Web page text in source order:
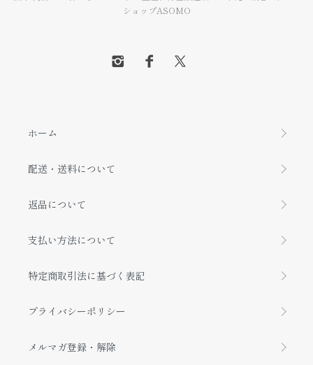
ショップASOMO
ホーム
配送・送料について
返品について
支払い方法について
特定商取引法に基づく表記
プライバシーポリシー
メルマガ登録・解除